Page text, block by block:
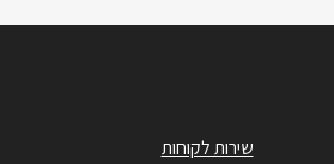
שירות לקוחות